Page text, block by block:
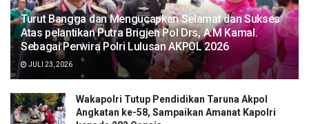
Turut Bangga dan Mengucapkan Selamat dan Sukses
Atas pelantikan Putra Brigjen Pol Drs, A.M Kamal.
Sebagai Perwira Polri Lulusan AKPOL 2026
JULI 23, 2026
Wakapolri Tutup Pendidikan Taruna Akpol
Angkatan ke-58, Sampaikan Amanat Kapolri